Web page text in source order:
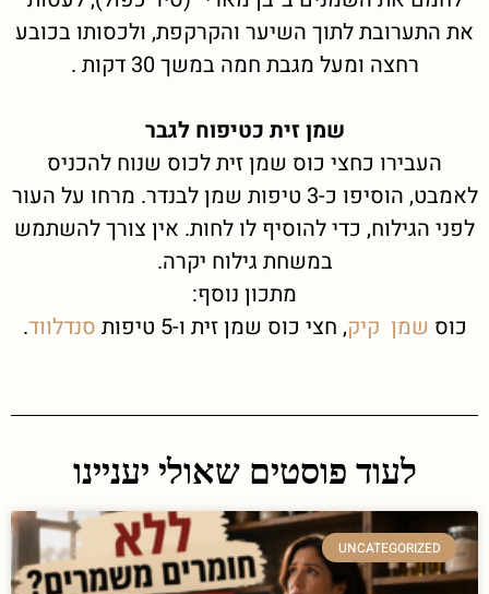
את התערובת לתוך השיער והקרקפת, ולכסותו בכובע
רחצה ומעל מגבת חמה במשך 30 דקות .
שמן זית כטיפוח לגבר
העבירו כחצי כוס שמן זית לכוס שנוח להכניס
לאמבט, הוסיפו כ-3 טיפות שמן לבנדר. מרחו על העור
לפני הגילוח, כדי להוסיף לו לחות. אין צורך להשתמש
במשחת גילוח יקרה.
מתכון נוסף:
כוס שמן קיק, חצי כוס שמן זית ו-5 טיפות סנדלווד.
לעוד פוסטים שאולי יעניינו
UNCATEGORIZED